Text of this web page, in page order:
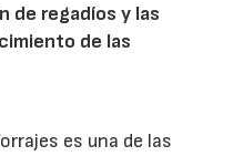
de regadíos y las
de las
es una de las